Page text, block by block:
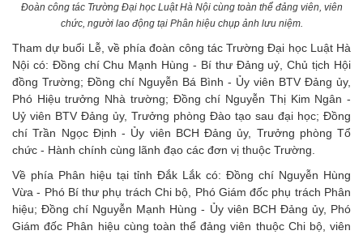
Đoàn công tác Trường Đại học Luật Hà Nội cùng toàn thể đảng viên, viên
chức, người lao động tại Phân hiệu chụp ảnh lưu niệm.
Tham dự buổi Lễ, về phía đoàn công tác Trường Đại học Luật Hà
Nội có: Đồng chí Chu Mạnh Hùng - Bí thư Đảng uỷ, Chủ tịch Hội
đồng Trường; Đồng chí Nguyễn Bá Bình - Ủy viên BTV Đảng ủy,
Phó Hiệu trưởng Nhà trường; Đồng chí Nguyễn Thị Kim Ngân -
Uỷ viên BTV Đảng ủy, Trưởng phòng Đào tạo sau đại học; Đồng
chí Trần Ngọc Định - Ủy viên BCH Đảng ủy, Trưởng phòng Tổ
chức - Hành chính cùng lãnh đạo các đơn vị thuộc Trường.
Về phía Phân hiệu tại tỉnh Đắk Lắk có: Đồng chí Nguyễn Hùng
Vừa - Phó Bí thư phụ trách Chi bộ, Phó Giám đốc phụ trách Phân
hiệu; Đồng chí Nguyễn Mạnh Hùng - Ủy viên BCH Đảng ủy, Phó
Giám đốc Phân hiệu cùng toàn thể đảng viên thuộc Chi bộ, viên